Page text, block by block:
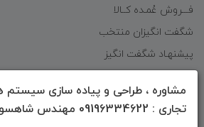
مشاوره ، طراحی و پیاده سازی
تجاری : 09196334622 مهندس شاهسون
فـــروش عُمـده کــالا
شگفت انگیزان منتخب
پیشنهـاد شگفت انگیز
دسترسی سریع